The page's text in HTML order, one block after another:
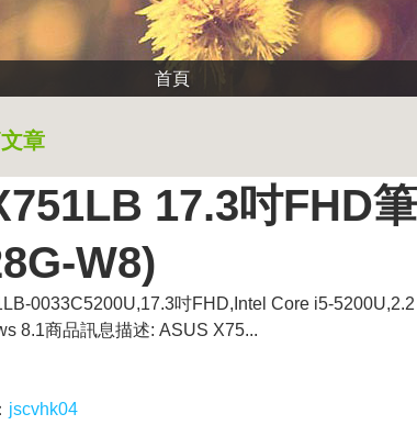
首頁
章
17.3吋FHD
W8)
0033C5200U,17.3吋FHD,Intel Core i5-
8.1商品訊息描述: ASUS X75...
jscvhk04